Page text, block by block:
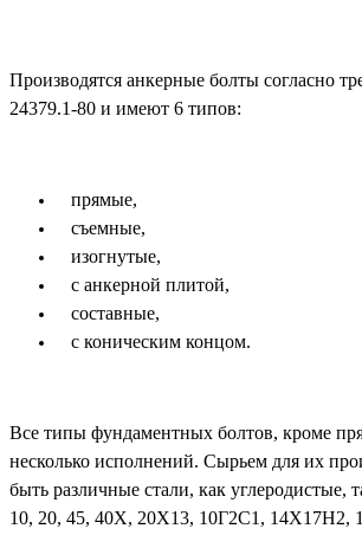
Производятся анкерные болты согласно
24379.1-80 и имеют 6 типов:
прямые,
съемные,
изогнутые,
с анкерной плитой,
составные,
с коническим концом.
Все типы фундаментных болтов, кроме
несколько исполнений. Сырьем для их
быть различные стали, как углеродистые,
10, 20, 45, 40Х, 20Х13, 10Г2С1, 14Х17Н2,